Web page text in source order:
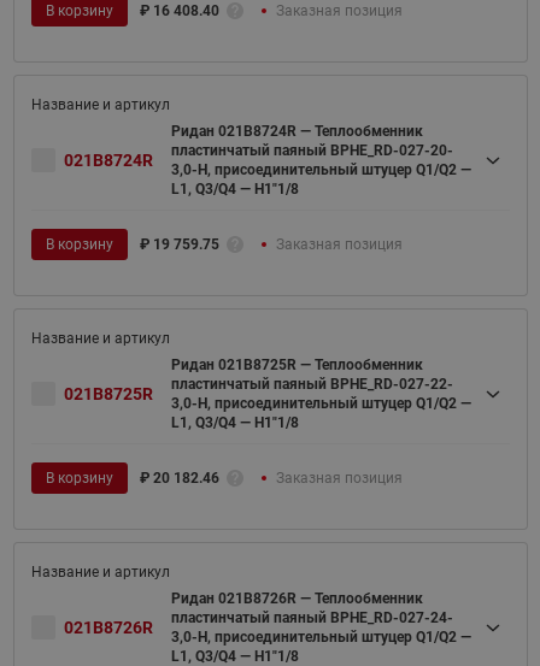
В корзину ₽ 16 408.40 Заказная позиция
021B8724R
Ридан 021B8724R — Теплообменник
пластинчатый паяный BPHE_RD-027-20-
3,0-H, присоединительный штуцер Q1/Q2 —
L1, Q3/Q4 — H1"1/8
В корзину ₽ 19 759.75 Заказная позиция
021B8725R
Ридан 021B8725R — Теплообменник
пластинчатый паяный BPHE_RD-027-22-
3,0-H, присоединительный штуцер Q1/Q2 —
L1, Q3/Q4 — H1"1/8
В корзину ₽ 20 182.46 Заказная позиция
021B8726R
Ридан 021B8726R — Теплообменник
пластинчатый паяный BPHE_RD-027-24-
3,0-H, присоединительный штуцер Q1/Q2 —
L1, Q3/Q4 — H1"1/8